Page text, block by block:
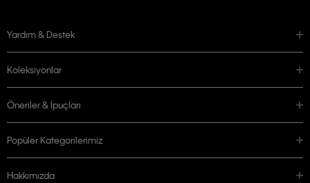
Yardım & Destek
Koleksiyonlar
Öneriler & İpuçları
Popüler Kategorilerimiz
Hakkımızda